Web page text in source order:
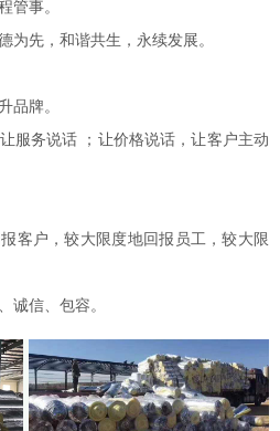
管事。
为先，和谐共生，永续发展。
品牌。
服务说话 ；让价格说话，让客户主动
客户，较大 限度地回报员工，较大 限
诚信、包容。